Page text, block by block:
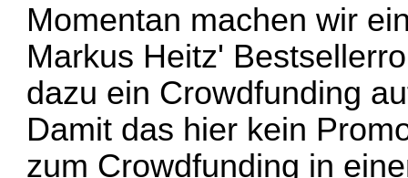
Momentan machen wir
Markus Heitz'
dazu ein Crowdfunding
Damit das hier kein
zum Crowdfunding in